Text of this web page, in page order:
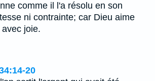
comme il l'a résolu en son
ni contrainte; car Dieu aime
joie.
20